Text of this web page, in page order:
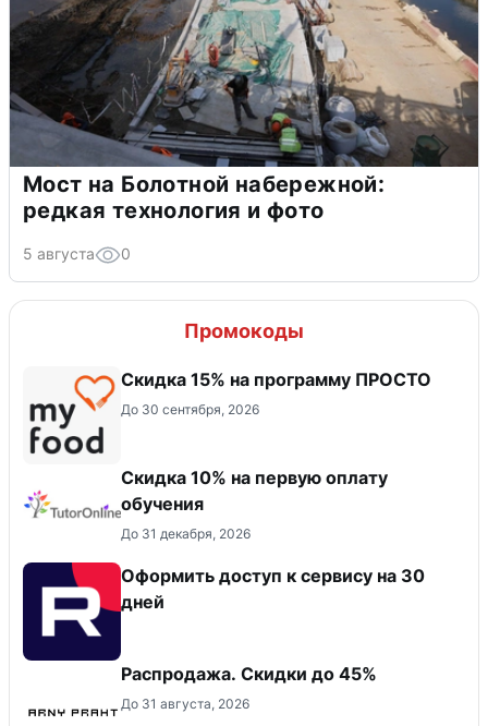
Мост на Болотной набережной:
редкая технология и фото
5 августа 0
Промокоды
Скидка 15% на программу ПРОСТО
До 30 сентября, 2026
Скидка 10% на первую оплату
обучения
До 31 декабря, 2026
Оформить доступ к сервису на 30
дней
Распродажа. Скидки до 45%
До 31 августа, 2026